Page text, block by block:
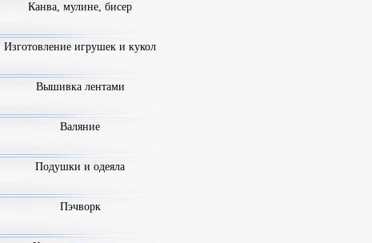
Канва, мулине, бисер
Изготовление игрушек и кукол
Вышивка лентами
Валяние
Подушки и одеяла
Пэчворк